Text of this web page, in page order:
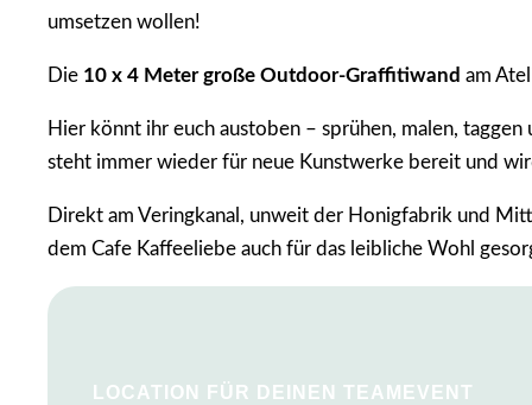
umsetzen wollen!
Die 10 x 4 Meter große Outdoor-Graffitiwand am
Hier könnt ihr euch austoben – sprühen, malen,
steht immer wieder für neue Kunstwerke bereit und
Direkt am Veringkanal, unweit der Honigfabrik und
dem Cafe Kaffeeliebe auch für das leibliche Wohl
LOCATION FÜR DEINEN TEAMEVENT